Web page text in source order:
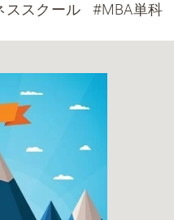
ススクール #MBA単科